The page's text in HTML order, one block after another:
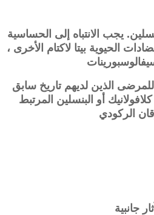
يجب الانتباه إلى الحساسية
الحيوية بيتا لاكتام الأخرى ،
الذين لديهم تاريخ سابق
أو البنسلين المرتبط
الركودي
آثار جانبية